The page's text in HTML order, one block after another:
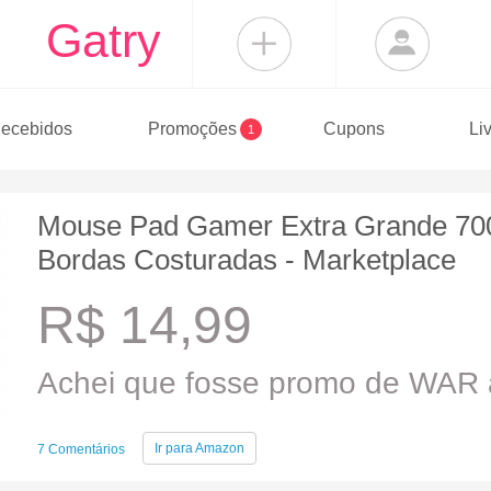
Gatry
Promoções 1 Cupons
Mouse Pad Gamer Extra Grande
Bordas Costuradas - Marketplace
R$ 14,99
Achei que fosse promo de WAR
7 Comentários Ir paraAmazon